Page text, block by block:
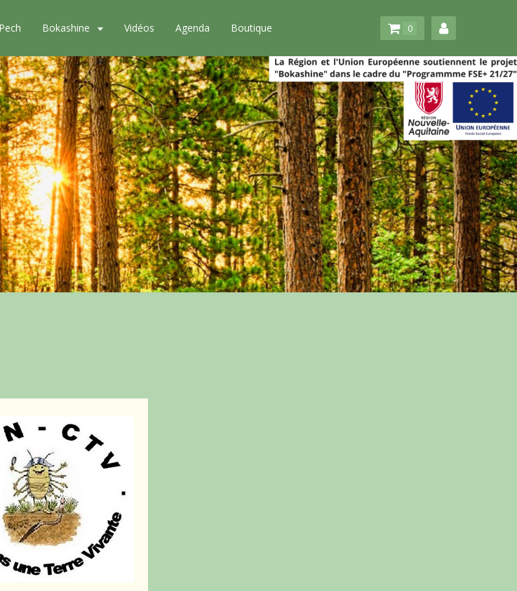
Bokashine Vidéos Agenda Boutique 0